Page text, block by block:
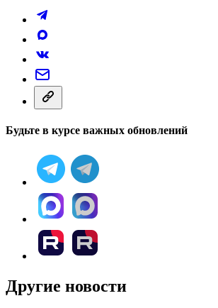
Будьте в курсе важных обновлений
Другие новости